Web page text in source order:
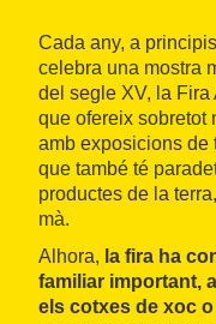
Cada any, a
celebra una mostra
del segle XV, la Fira
que ofereix sobretot
amb exposicions de
que també té
productes de la
mà.
Alhora, la fira ha
familiar important,
els cotxes de xoc